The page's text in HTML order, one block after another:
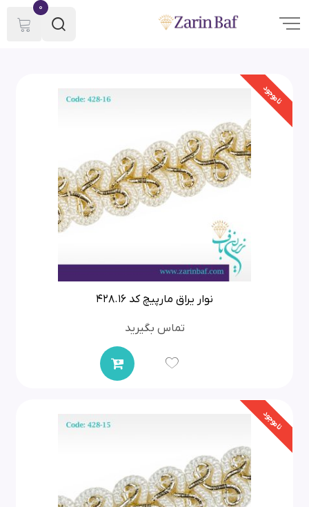
0
ناموجود
نوار یراق مارپیچ کد 428.16
تماس بگیرید
ناموجود